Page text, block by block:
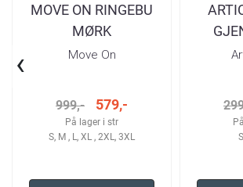
MOVE ON RINGEBU
MØRK
GRÅ/SORT/TIGER
Move On
999,- 579,-
På lager i str
S, M , L, XL , 2XL, 3XL
‹